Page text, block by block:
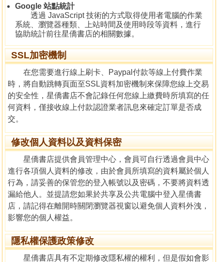
Google 站點統計
透過 JavaScript 技術的方式取得使用者電腦的作業
系統、瀏覽器種類、上站時間及使用時段等資料，進行
協助統計前往星僑書店的相關數據。
SSL加密機制
在您需要進行線上刷卡、Paypal付款等線上付費作業
時，將自動跳轉頁面至SSL資料加密機制來保障您線上交易
的安全性，星僑書店不會記錄任何您線上繳費時所填寫的任
何資料，僅接收線上付款認證業者訊息來確定訂單是否成
交。
修改個人資料以及資料保密
星僑書店提供會員管理中心，會員可自行透過會員中心
進行各項個人資料的修改，由於會員所填寫的資料屬於個人
行為，請妥善的保管您的登入帳號以及密碼，不要將資料透
漏給他人。並提請您如果於共享及公共電腦中登入星僑書
店，請記得在離開時關閉瀏覽器視窗以避免個人資料外洩，
影響您的個人權益。
隱私權保護政策修改
星僑書店具有不定期修改隱私權的權利，但是假如會影